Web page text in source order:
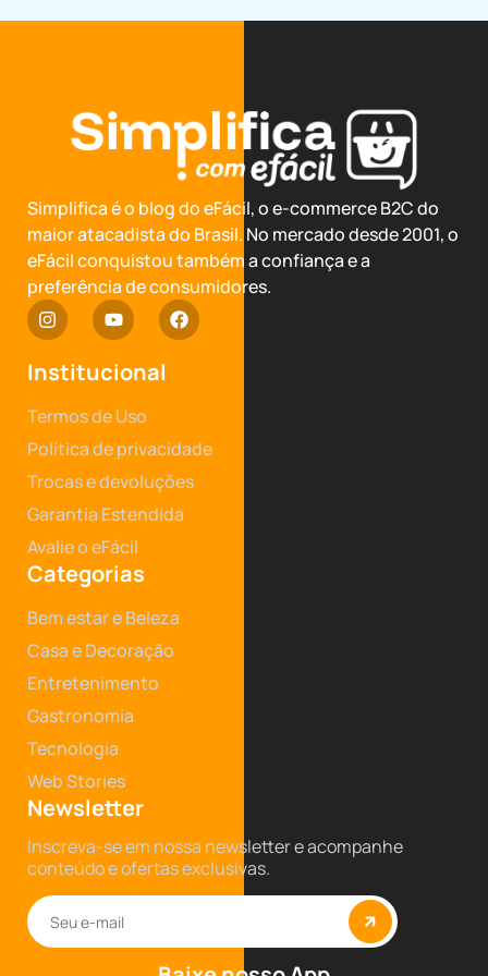
Simplifica é o blog do eFácil, o e-commerce B2C do
maior atacadista do Brasil. No mercado desde 2001, o
eFácil conquistou também a confiança e a
preferência de consumidores.
Institucional
Termos de Uso
Política de privacidade
Trocas e devoluções
Garantia Estendida
Avalie o eFácil
Categorias
Bem estar e Beleza
Casa e Decoração
Entretenimento
Gastronomia
Tecnologia
Web Stories
Newsletter
Inscreva-se em nossa newsletter e acompanhe
conteúdo e ofertas exclusivas.